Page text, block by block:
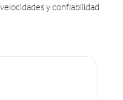
y confiabilidad